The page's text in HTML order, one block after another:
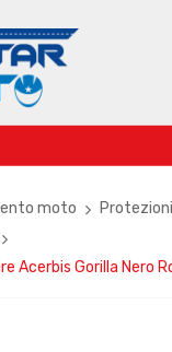
moto
Acerbis Gorilla Nero